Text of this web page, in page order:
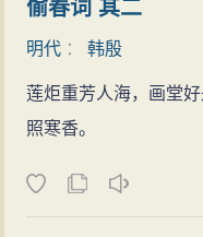
偷春词 其二
明代 ：韩殷
莲炬重芳人海，画堂
照寒香。